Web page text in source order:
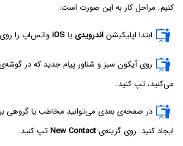
کنیم. مراحل کار به این صورت است:
ابتدا اپلیکیشناندرویدی یاiOSواتس‌اپ را
روی آیکون سبز و شناور پیام جدید که در
می‌کنید، تپ کنید.
در صفحه‌ی بعدی می‌توانید مخاطب یا گروهی
ایجاد کنید. روی گزینه‌ی New Contactتپ کنید.